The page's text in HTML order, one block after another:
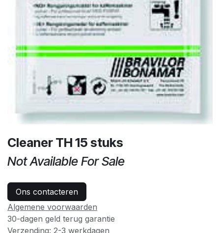
Cleaner TH 15 stuks
Not Available For Sale
Ons contacteren
Algemene voorwaarden
30-dagen geld terug garantie
Verzending: 2-3 werkdagen